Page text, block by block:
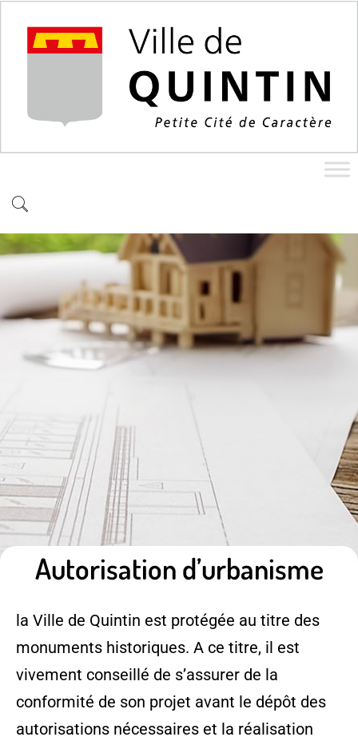
Autorisation d’urbanisme
la Ville de Quintin est protégée au titre des
monuments historiques. A ce titre, il est
vivement conseillé de s’assurer de la
conformité de son projet avant le dépôt des
autorisations nécessaires et la réalisation